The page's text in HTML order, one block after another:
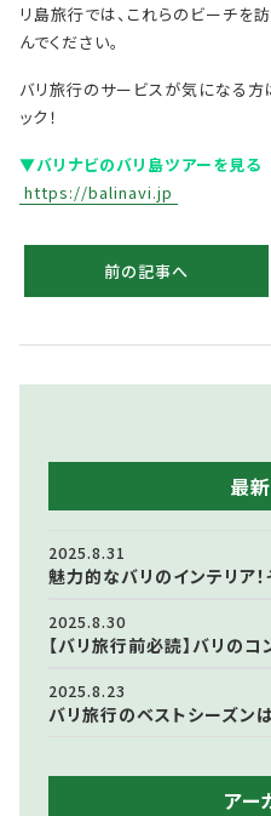
リ島旅行では、これらのビーチを
んでください。
バリ旅行のサービスが気になる方
ック！
▼バリナビのバリ島ツアーを見る
https://balinavi.jp
前の記事へ
最
2025.8.31
魅力的なバリのインテリア
2025.8.30
【バリ旅行前必読】バリの
2025.8.23
バリ旅行のベストシーズン
アー